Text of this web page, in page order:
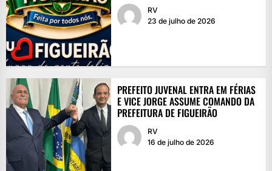
RV
23 de julho de 2026
PREFEITO JUVENAL ENTRA EM FÉRIAS
E VICE JORGE ASSUME COMANDO DA
PREFEITURA DE FIGUEIRÃO
RV
16 de julho de 2026